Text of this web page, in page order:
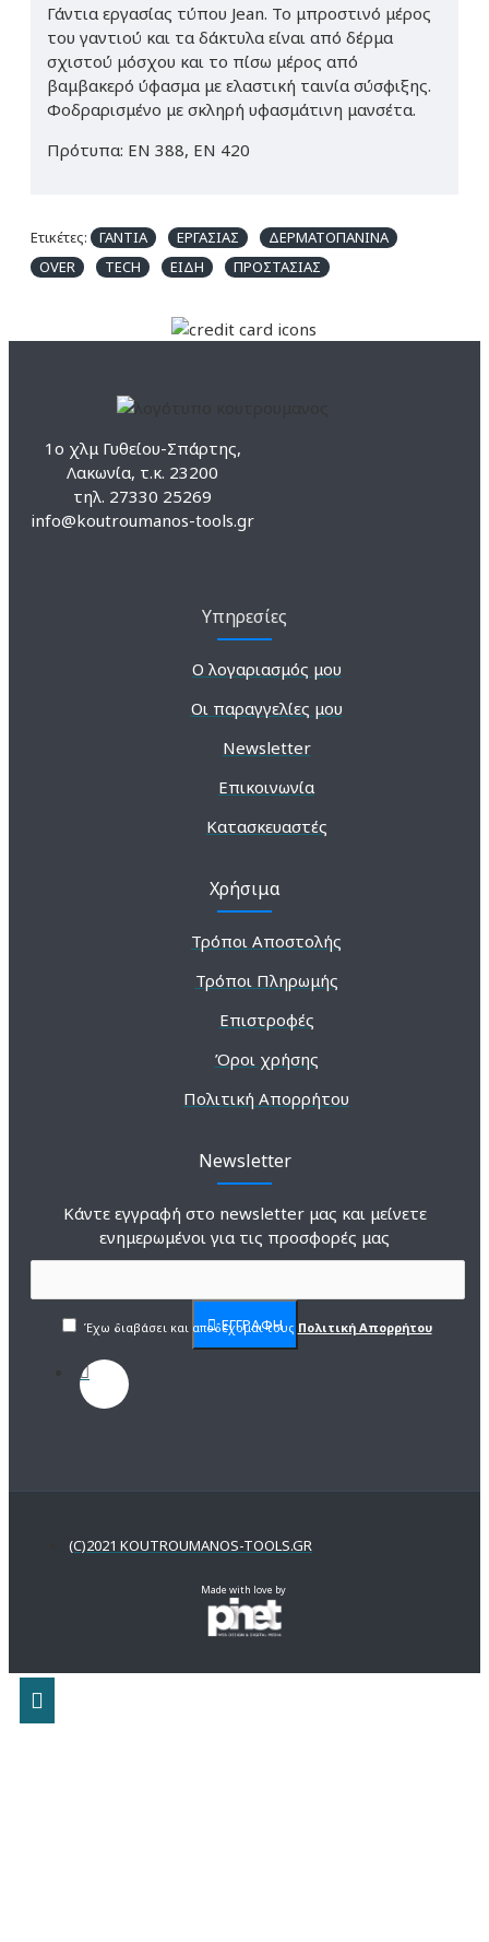
Γάντια εργασίας τύπου Jean. Το μπροστινό μέρος
του γαντιού και τα δάκτυλα είναι από δέρμα
σχιστού μόσχου και το πίσω μέρος από
βαμβακερό ύφασμα με ελαστική ταινία σύσφιξης.
Φοδραρισμένο με σκληρή υφασμάτινη μανσέτα.
Πρότυπα: EN 388, EN 420
Ετικέτες: ΓΑΝΤΙΑ ΕΡΓΑΣΙΑΣ
ΔΕΡΜΑΤΟΠΑΝΙΝΑ
OVER
TECH ΕΙΔΗ ΠΡΟΣΤΑΣΙΑΣ
1ο χλμ Γυθείου-Σπάρτης,
Λακωνία, τ.κ. 23200
τηλ. 27330 25269
info@koutroumanos-tools.gr
Υπηρεσίες
Ο λογαριασμός μου
Οι παραγγελίες μου
Newsletter
Επικοινωνία
Κατασκευαστές
Χρήσιμα
Τρόποι Αποστολής
Τρόποι Πληρωμής
Επιστροφές
Όροι χρήσης
Πολιτική Απορρήτου
Newsletter
Κάντε εγγραφή στο newsletter μας και μείνετε
ενημερωμένοι για τις προσφορές μας
ΕΓΓΡΑΦΗ
Έχω διαβάσει και αποδέχομαι τους Πολιτική Απορρήτου
(C)2021 KOUTROUMANOS-TOOLS.GR
Made with love by